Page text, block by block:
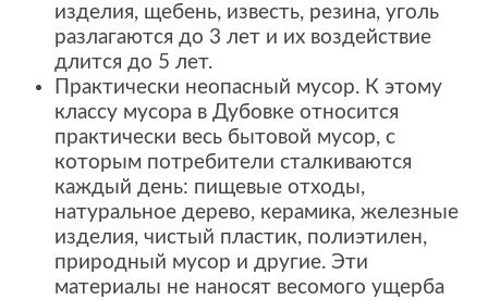
изделия, щебень, известь, резина, уголь
разлагаются до 3 лет и их воздействие
длится до 5 лет.
Практически неопасный мусор. К этому
классу мусора в Дубовке относится
практически весь бытовой мусор, с
которым потребители сталкиваются
каждый день: пищевые отходы,
натуральное дерево, керамика, железные
изделия, чистый пластик, полиэтилен,
природный мусор и другие. Эти
материалы не наносят весомого ущерба